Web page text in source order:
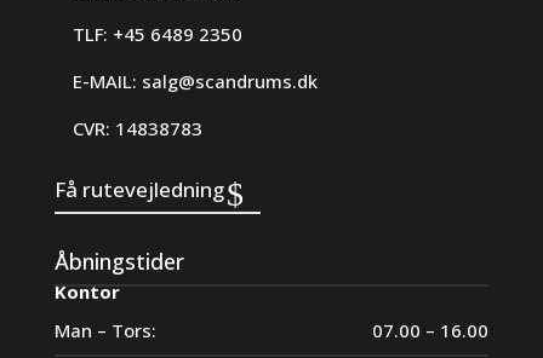
TLF: +45 6489 2350
E-MAIL: salg@scandrums.dk
CVR: 14838783
Få rutevejledning
Åbningstider
Kontor
Man – Tors:
07.00 – 16.00